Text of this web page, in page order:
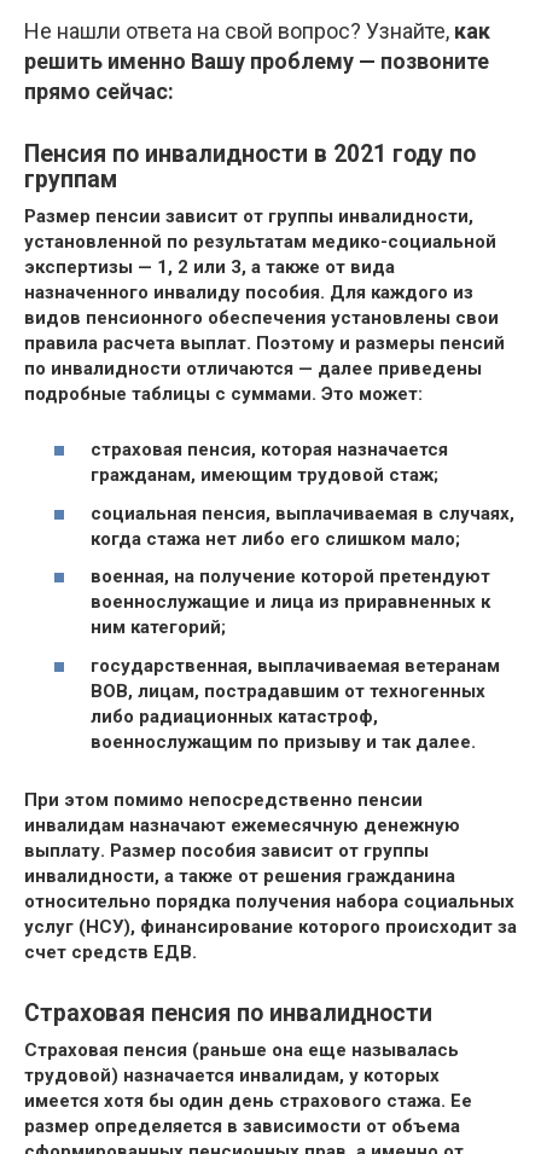
Не нашли ответа на свой вопрос? Узнайте, как
решить именно Вашу проблему — позвоните
прямо сейчас:
Пенсия по инвалидности в 2021 году по
группам
Размер пенсии зависит от группы инвалидности,
установленной по результатам медико-социальной
экспертизы — 1, 2 или 3, а также от вида
назначенного инвалиду пособия. Для каждого из
видов пенсионного обеспечения установлены свои
правила расчета выплат. Поэтому и размеры пенсий
по инвалидности отличаются — далее приведены
подробные таблицы с суммами. Это может:
страховая пенсия, которая назначается
гражданам, имеющим трудовой стаж;
социальная пенсия, выплачиваемая в случаях,
когда стажа нет либо его слишком мало;
военная, на получение которой претендуют
военнослужащие и лица из приравненных к
ним категорий;
государственная, выплачиваемая ветеранам
ВОВ, лицам, пострадавшим от техногенных
либо радиационных катастроф,
военнослужащим по призыву и так далее.
При этом помимо непосредственно пенсии
инвалидам назначают ежемесячную денежную
выплату. Размер пособия зависит от группы
инвалидности, а также от решения гражданина
относительно порядка получения набора социальных
услуг (НСУ), финансирование которого происходит за
счет средств ЕДВ.
Страховая пенсия по инвалидности
Страховая пенсия (раньше она еще называлась
трудовой) назначается инвалидам, у которых
имеется хотя бы один день страхового стажа. Ее
размер определяется в зависимости от объема